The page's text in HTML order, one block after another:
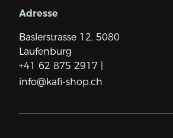
Adresse
Baslerstrasse 12, 5080
Laufenburg
+41 62 875 2917 |
info@kafi-shop.ch